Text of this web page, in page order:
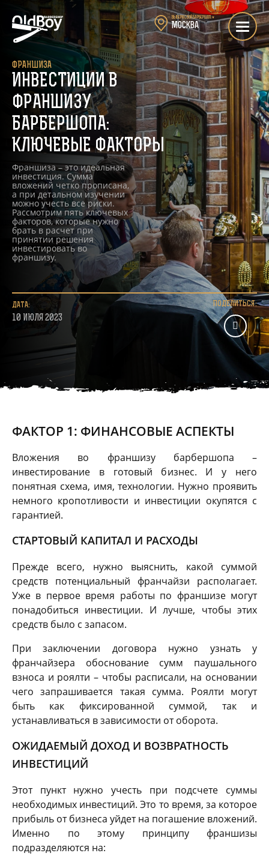
Выбери свой барбершоп:▼
Москва
ФРАНШИЗА
ИНВЕСТИЦИИ В
ФРАНШИЗУ
БАРБЕРШОПА:
КЛЮЧЕВЫЕ ФАКТОРЫ
Франшиза – это идеальная
инвестиция. Сумма
вложений четко прописана,
а при детальном изучении
можно учесть все риски.
Рассмотрим пять ключевых
факторов, которые нужно
брать в расчет при
принятии решения
инвестировать во
франшизу.
ДАТА:
10 ИЮЛЯ 2023
ПОДЕЛИТЬСЯ:
ФАКТОР 1: ФИНАНСОВЫЕ АСПЕКТЫ
Вложения во франшизу барбершопа –
инвестирование в готовый бизнес. И у него
понятная схема, имя, технологии. Нужно проявить
немного кропотливости и инвестиции окупятся с
гарантией.
СТАРТОВЫЙ КАПИТАЛ И РАСХОДЫ
Прежде всего, нужно выяснить, какой суммой
средств потенциальный франчайзи располагает.
Уже в первое время работы по франшизе могут
понадобиться инвестиции. И лучше, чтобы этих
средств было с запасом.
При заключении договора нужно узнать у
франчайзера обоснование сумм паушального
взноса и роялти – чтобы расписали, на основании
чего запрашивается такая сумма. Роялти могут
быть как фиксированной суммой, так и
устанавливаться в зависимости от оборота.
ОЖИДАЕМЫЙ ДОХОД И ВОЗВРАТНОСТЬ
ИНВЕСТИЦИЙ
Этот пункт нужно учесть при подсчете суммы
необходимых инвестиций. Это то время, за которое
прибыль от бизнеса уйдет на погашение вложений.
Именно по этому принципу франшизы
подразделяются на: